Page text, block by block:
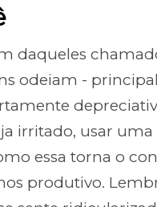
daqueles
odeiam -
irritado, usar uma
essa torna o
produtivo.